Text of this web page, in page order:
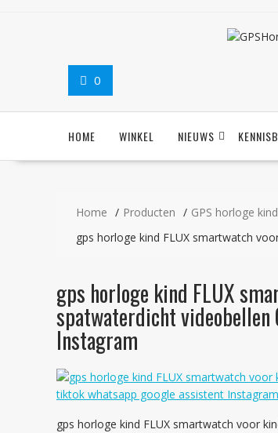
0
HOME WINKEL NIEUWS
Home Producten
GPS horloge
gps horloge kind FLUX smartwatch
gps horloge kind FLUX
spatwaterdicht videobellen
Instagram
gps horloge kind FLUX smartwatch voor